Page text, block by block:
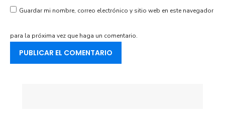
Guardar mi nombre, correo electrónico y sitio web en este navegador
para la próxima vez que haga un comentario.